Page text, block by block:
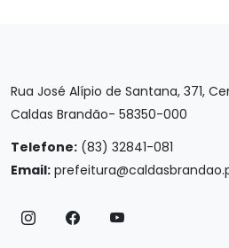
Rua José Alípio de Santana, 371,
Caldas Brandão- 58350-000
Telefone: (83) 32841-081
Email: